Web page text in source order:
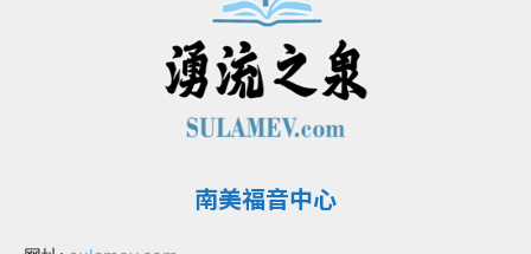
南美福音中心